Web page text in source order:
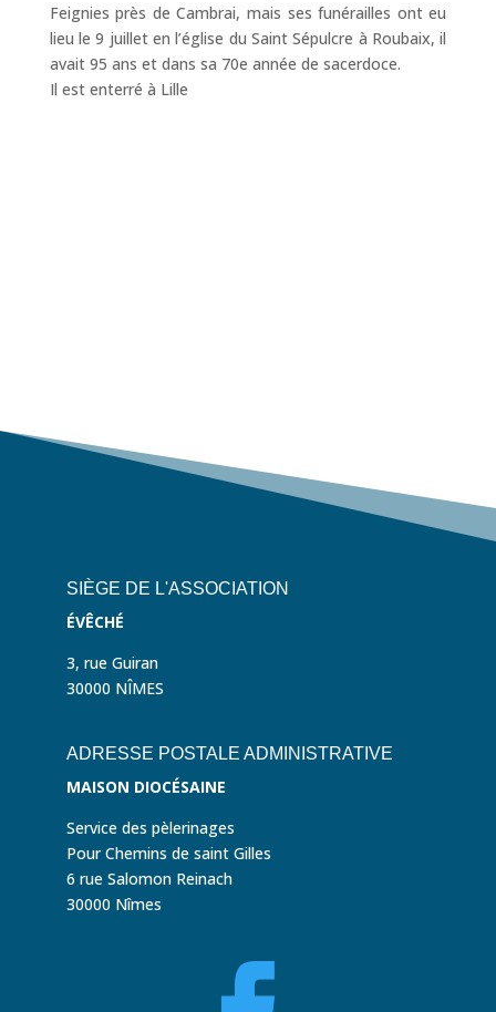
Feignies près de Cambrai, mais ses funérailles ont eu
lieu le 9 juillet en l’église du Saint Sépulcre à Roubaix, il
avait 95 ans et dans sa 70e année de sacerdoce.
Il est enterré à Lille
SIÈGE DE L'ASSOCIATION
ÉVÊCHÉ
3, rue Guiran
30000 NÎMES
ADRESSE POSTALE ADMINISTRATIVE
MAISON DIOCÉSAINE
Service des pèlerinages
Pour Chemins de saint Gilles
6 rue Salomon Reinach
30000 Nîmes